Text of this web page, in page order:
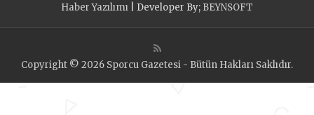
Haber Yazılımı | Developer By; BEYNSOFT
Copyright © 2026 Sporcu Gazetesi - Bütün Hakları Saklıdır.